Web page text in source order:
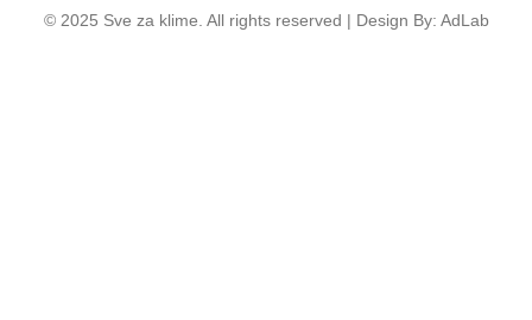
© 2025 Sve za klime. All rights reserved | Design By: AdLab